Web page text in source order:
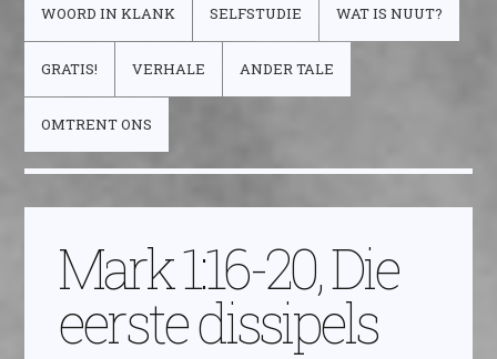
WOORD IN KLANK SELFSTUDIE WAT IS NUUT?
GRATIS! VERHALE ANDER TALE
OMTRENT ONS
Mark 1:16-20, Die
eerste dissipels